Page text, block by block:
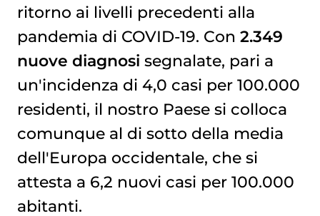
ritorno ai livelli precedenti alla
pandemia di COVID-19. Con 2.349
nuove diagnosi segnalate, pari a
un'incidenza di 4,0 casi per 100.000
residenti, il nostro Paese si colloca
comunque al di sotto della media
dell'Europa occidentale, che si
attesta a 6,2 nuovi casi per 100.000
abitanti.